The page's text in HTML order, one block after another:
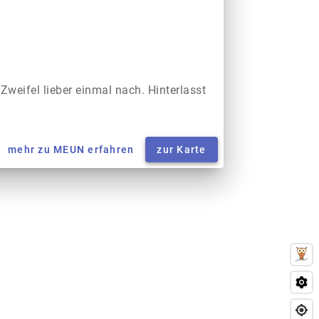
lieber einmal nach. Hinterlasst
mehr zu MEUN erfahren zur Karte